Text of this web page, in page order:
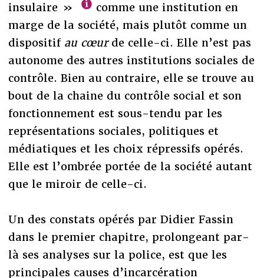
insulaire »
comme une institution en
marge de la société, mais plutôt comme un
dispositif au cœurde celle-ci. Elle n’est pas
autonome des autres institutions sociales de
contrôle. Bien au contraire, elle se trouve au
bout de la chaine du contrôle social et son
fonctionnement est sous-tendu par les
représentations sociales, politiques et
médiatiques et les choix répressifs opérés.
Elle est l’ombrée portée de la société autant
que le miroir de celle-ci.
Un des constats opérés par Didier Fassin
dans le premier chapitre, prolongeant par-
là ses analyses sur la police, est que les
principales causes d’incarcération